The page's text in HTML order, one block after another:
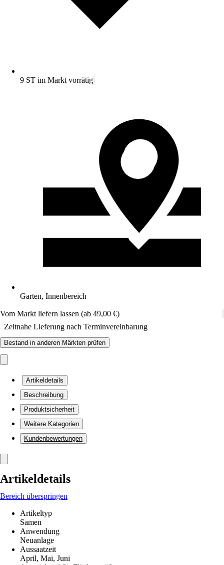
9 ST im Markt vorrätig
Garten, Innenbereich
Vom Markt liefern lassen (ab 49,00 €)
Zeitnahe Lieferung nach Terminvereinbarung
Bestand in anderen Märkten prüfen
Artikeldetails
Beschreibung
Produktsicherheit
Weitere Kategorien
Kundenbewertungen
Artikeldetails
Bereich überspringen
Artikeltyp
Samen
Anwendung
Neuanlage
Aussaatzeit
April, Mai, Juni